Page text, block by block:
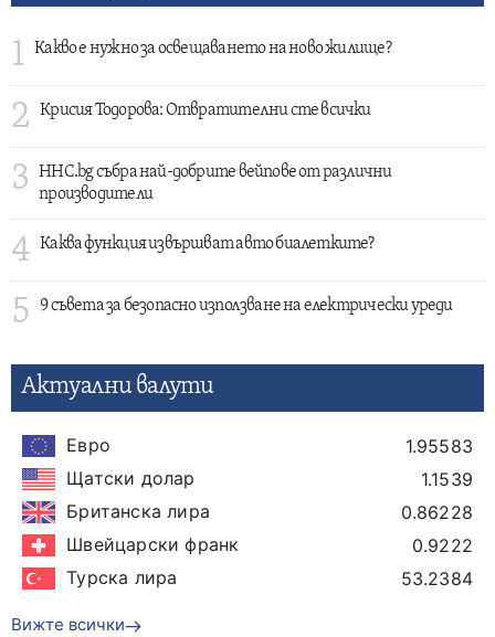
1 Какво е нужно за освещаването на ново жилище?
2 Крисия Тодорова: Отвратителни сте всички
3
HHC.bg събра най-добрите вейпове от различни
производители
4 Каква функция извършват авто биалетките?
5 9 съвета за безопасно използване на електрически уреди
Актуални валути
Евро
1.95583
Щатски долар
1.1539
Британска лира
0.86228
Швейцарски франк
0.9222
Турска лира
53.2384
Вижте всички